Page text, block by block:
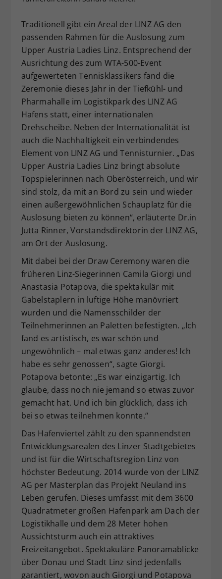
Traditionell gibt ein Areal der LINZ AG den
passenden Rahmen für die Auslosung zum
Upper Austria Ladies Linz. Entsprechend der
Ausrichtung des zum WTA-500-Event
aufgewerteten Tennisklassikers fand die
Zeremonie dieses Jahr in der Tiefkühl- und
Pharmahalle im Logistikpark des LINZ AG
Hafens statt, einer internationalen
Drehscheibe. Neben der Internationalität ist
auch die Nachhaltigkeit ein verbindendes
Element von LINZ AG und Tennisturnier. „Das
Upper Austria Ladies Linz bringt absolute
Topspielerinnen nach Oberösterreich, und wir
sind stolz, da mit an Bord zu sein und wieder
einen außergewöhnlichen Schauplatz für die
Auslosung bieten zu können“, erläuterte Dr.in
Jutta Rinner, Vorstandsdirektorin der LINZ AG,
am Ort der Auslosung.
Mit dabei bei der Draw Ceremony waren die
früheren Linz-Siegerinnen Camila Giorgi und
Anastasia Potapova, die spektakulär mit
Gabelstaplern in luftige Höhe manövriert
wurden und die Namensschilder der
Teilnehmerinnen an Paletten befestigten. „Ich
fand es artistisch, es war schön und
ungewöhnlich – mal etwas ganz anderes! Ich
habe es sehr genossen“, sagte Giorgi.
Potapova betonte: „Es war einzigartig. Ich
glaube, dass noch nie jemand so etwas zuvor
gemacht hat. Und ich bin glücklich, dass ich
bei so etwas teilnehmen konnte.“
Das Hafenviertel zählt zu den spannendsten
Entwicklungsarealen des Linzer Stadtgebietes
und ist für die Wirtschaftsregion Linz von
höchster Bedeutung. 2014 wurde von der LINZ
AG per Masterplan das Projekt Neuland ins
Leben gerufen. Dieses umfasst mit dem 3600
Quadratmeter großen Hafenpark am Dach der
Logistikhalle und dem 28 Meter hohen
Aussichtsturm auch ein attraktives
Freizeitangebot. Spektakuläre Panoramablicke
über Donau und Stadt Linz sind jedenfalls
garantiert, wovon auch Giorgi und Potapova
Zweck
Einstellungen. Unter anderem eine
zufällig generierte ID, für die
historische Speicherung Ihrer
vorgenommen Einstellungen, falls der
Webseiten-Betreiber dies eingestellt
hat.